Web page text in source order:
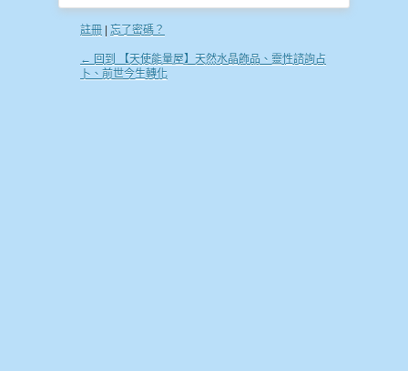
註冊 忘了密碼？
← 回到 【天使能量屋】天然水晶飾品、靈性諮詢占
卜、前世今生轉化